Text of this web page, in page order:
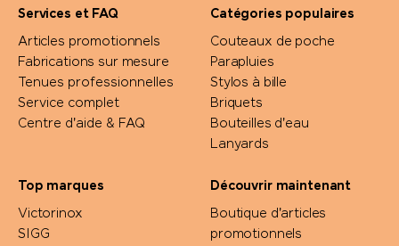
Services et FAQ
Articles promotionnels
Fabrications sur mesure
Tenues professionnelles
Service complet
Centre d'aide & FAQ
Catégories populaires
Couteaux de poche
Parapluies
Stylos à bille
Briquets
Bouteilles d'eau
Lanyards
Top marques
Victorinox
SIGG
Découvrir maintenant
Boutique d'articles
promotionnels